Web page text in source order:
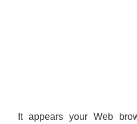
It appears your Web